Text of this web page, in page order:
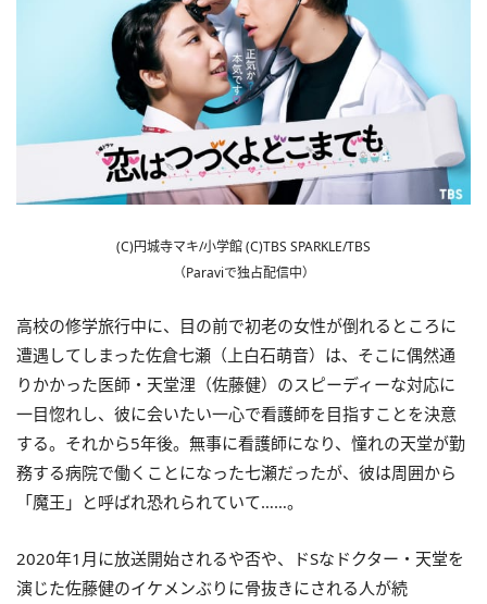
(C)円城寺マキ/小学館 (C)TBS SPARKLE/TBS
（Paraviで独占配信中）
高校の修学旅行中に、目の前で初老の女性が倒れるところに
遭遇してしまった佐倉七瀬（上白石萌音）は、そこに偶然通
りかかった医師・天堂浬（佐藤健）のスピーディーな対応に
一目惚れし、彼に会いたい一心で看護師を目指すことを決意
する。それから5年後。無事に看護師になり、憧れの天堂が勤
務する病院で働くことになった七瀬だったが、彼は周囲から
「魔王」と呼ばれ恐れられていて……。
2020年1月に放送開始されるや否や、ドSなドクター・天堂を
演じた佐藤健のイケメンぶりに骨抜きにされる人が続